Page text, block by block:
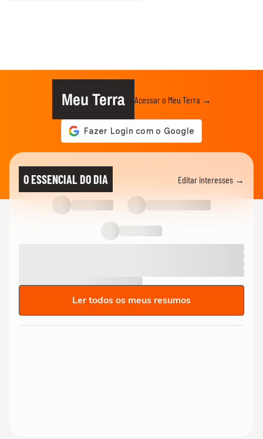
Meu Terra Acessar o Meu Terra →
O ESSENCIAL DO DIA Editar interesses →
Ler todos os meus resumos